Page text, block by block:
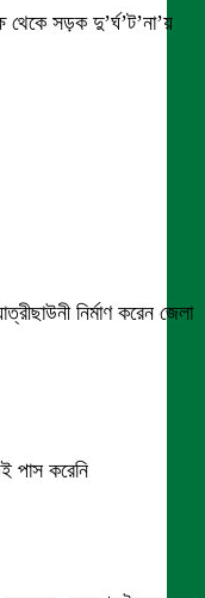
থেকে সড়ক দু’র্ঘ’ট’না’য়
নির্মাণ করেন জেলা
পাস করেনি